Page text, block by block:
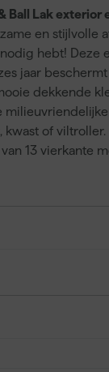
Lak exterior
en
hebt!
jaar
dekkende
kwast of
13 vierkante